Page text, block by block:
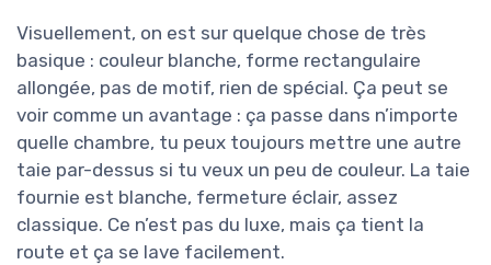
Visuellement, on est sur quelque chose de très
basique : couleur blanche, forme rectangulaire
allongée, pas de motif, rien de spécial. Ça peut se
voir comme un avantage : ça passe dans n’importe
quelle chambre, tu peux toujours mettre une autre
taie par-dessus si tu veux un peu de couleur. La taie
fournie est blanche, fermeture éclair, assez
classique. Ce n’est pas du luxe, mais ça tient la
route et ça se lave facilement.